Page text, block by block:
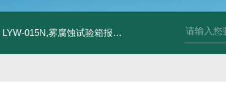
LYW-015N,雾腐蚀试验箱报价 LYW-025N,雾腐蚀试验箱